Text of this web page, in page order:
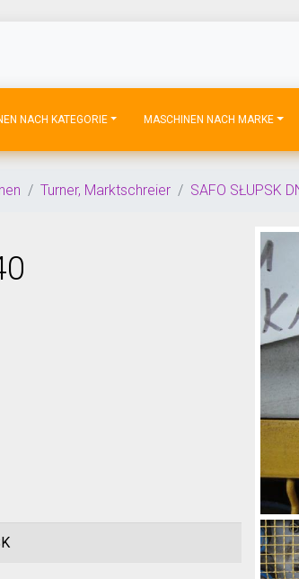
NACH KATEGORIE MASCHINEN NACH MARKE
Turner, Marktschreier SAFO SŁUPSK